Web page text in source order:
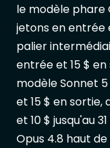
le modèle phare
jetons en entrée
palier
entrée et 15 $
modèle Sonnet
et 15 $ en sortie,
et 10 $ jusqu'au
Opus 4.8 haut